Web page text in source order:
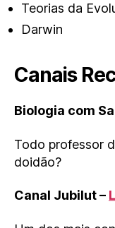
Teorias da
Darwin
Canais
Biologia com
Todo professor
doidão?
Canal Jubilut –